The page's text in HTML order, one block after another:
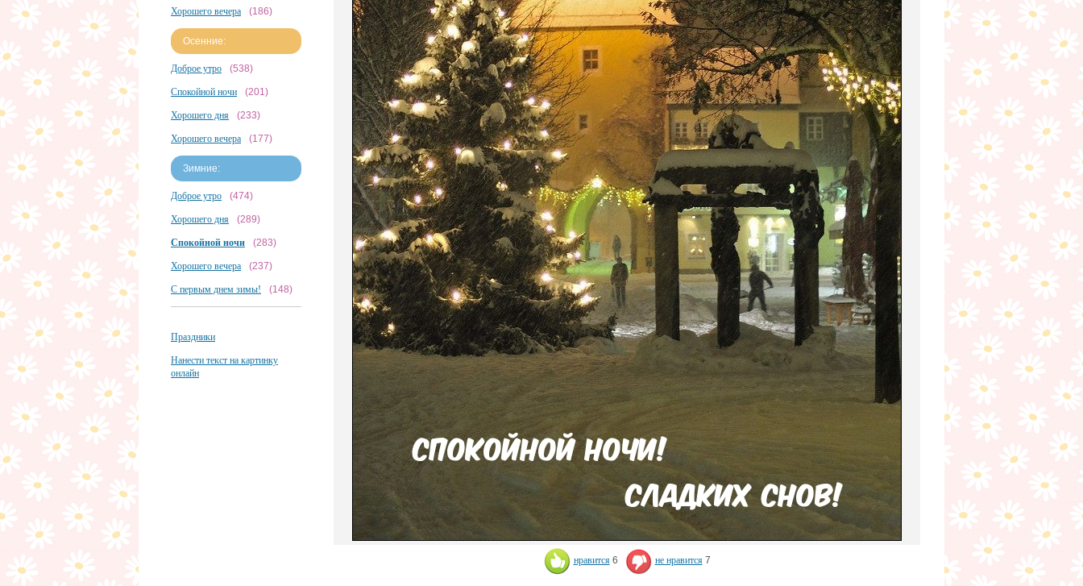
Хорошего вечера (186)
Осенние:
Доброе утро (538)
Спокойной ночи (201)
Хорошего дня (233)
Хорошего вечера (177)
Зимние:
Доброе утро (474)
Хорошего дня (289)
Спокойной ночи (283)
Хорошего вечера (237)
С первым днем зимы! (148)
Праздники
Нанести текст на картинку
онлайн
нравится 6 не нравится 7